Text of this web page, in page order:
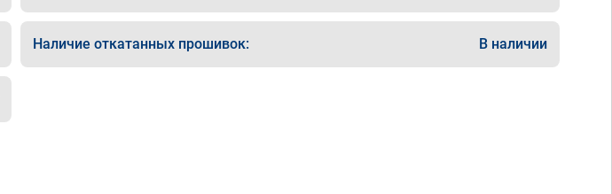
Наличие откатанных прошивок: В наличии